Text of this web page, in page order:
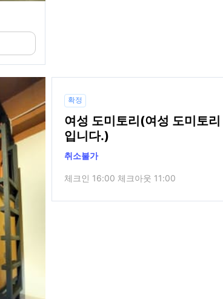
확정
여성 도미토리(여성 도미토리
입니다.)
취소불가
체크인 16:00 체크아웃 11:00